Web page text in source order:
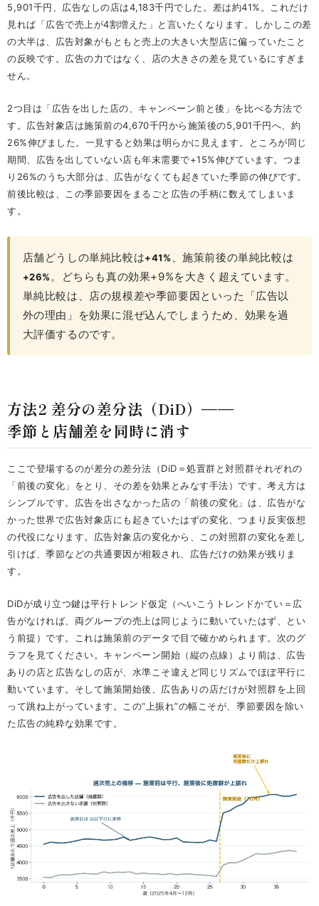
5,901千円、広告なしの店は4,183千円でした。差は約41%。これだけ
見れば「広告で売上が4割増えた」と言いたくなります。しかしこの差
の大半は、広告対象がもともと売上の大きい大型店に偏っていたこと
の反映です。広告の力ではなく、店の大きさの差を見ているにすぎま
せん。
2つ目は「広告を出した店の、キャンペーン前と後」を比べる方法で
す。広告対象店は施策前の4,670千円から施策後の5,901千円へ、約
26%伸びました。一見すると効果は明らかに見えます。ところが同じ
期間、広告を出していない店も年末需要で+15%伸びています。つま
り26%のうち大部分は、広告がなくても起きていた季節の伸びです。
前後比較は、この季節要因をまるごと広告の手柄に数えてしまいま
す。
店舗どうしの単純比較は+41% 、施策前後の単純比較は
+26%。どちらも真の効果+9%を大きく超えています。
単純比較は、店の規模差や季節要因といった「広告以
外の理由」を効果に混ぜ込んでしまうため、効果を過
大評価するのです。
方法2 差分の差分法（DiD）——
季節と店舗差を同時に消す
ここで登場するのが差分の差分法（DiD＝処置群と対照群それぞれの
「前後の変化」をとり、その差を効果とみなす手法）です。考え方は
シンプルです。広告を出さなかった店の「前後の変化」は、広告がな
かった世界で広告対象店にも起きていたはずの変化、つまり反実仮想
の代役になります。広告対象店の変化から、この対照群の変化を差し
引けば、季節などの共通要因が相殺され、広告だけの効果が残りま
す。
DiDが成り立つ鍵は平行トレンド仮定（へいこうトレンドかてい＝広
告がなければ、両グループの売上は同じように動いていたはず、とい
う前提）です。これは施策前のデータで目で確かめられます。次のグ
ラフを見てください。キャンペーン開始（縦の点線）より前は、広告
ありの店と広告なしの店が、水準こそ違えど同じリズムでほぼ平行に
動いています。そして施策開始後、広告ありの店だけが対照群を上回
って跳ね上がっています。この“上振れ”の幅こそが、季節要因を除い
た広告の純粋な効果です。